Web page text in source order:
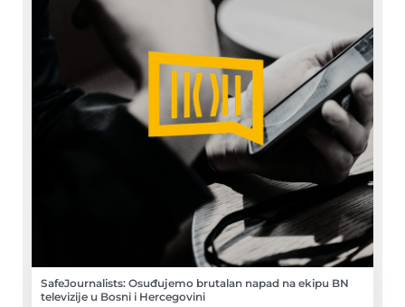
SafeJournalists: Osuđujemo brutalan napad na ekipu BN
televizije u Bosni i Hercegovini